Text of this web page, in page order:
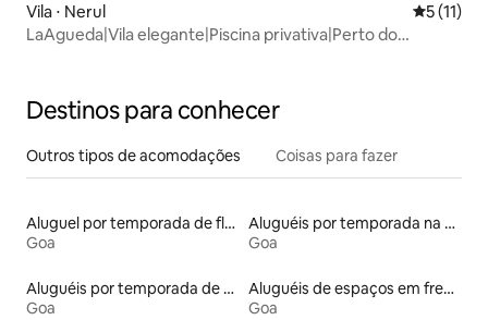
Vila ⋅ Nerul 5 de uma
5 (11)
LaAgueda|Vila elegante|Piscina privativa|Perto do
Destinos para conhecer
Outros tipos de acomodações Coisas para fazer
Aluguel por temporada de flats
Goa
Aluguéis por temporada na orla
Goa
Aluguéis por temporada de acomodações de luxo
Goa
Aluguéis de espaços em frente à praia
Goa